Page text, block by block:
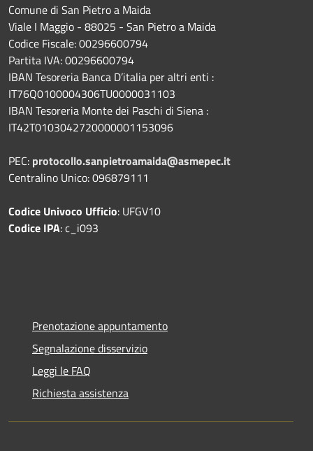
Comune di San Pietro a Maida
Viale I Maggio - 88025 - San Pietro a Maida
Codice Fiscale: 00296600794
Partita IVA: 00296600794
IBAN Tesoreria Banca D’italia per altri enti :
IT76Q0100004306TU0000031103
IBAN Tesoreria Monte dei Paschi di Siena :
IT42T0103042720000001153096
PEC: protocollo.sanpietroamaida@asmepec.it
Centralino Unico: 096879111
Codice Univoco Ufficio: UFGV10
Codice IPA: c_i093
Prenotazione appuntamento
Segnalazione disservizio
Leggi le FAQ
Richiesta assistenza